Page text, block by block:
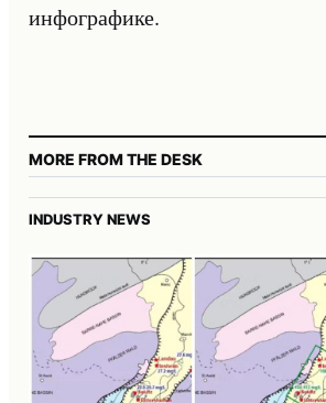
инфографике.
MORE FROM THE DESK
INDUSTRY NEWS